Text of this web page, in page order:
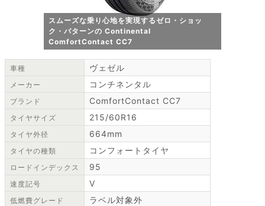
スムーズな乗り心地を実現するゼロ・ショッ
ク・パターンの Continental
ComfortContact CC7
車種 ヴェゼル
メーカー コンチネンタル
ブランド ComfortContact CC7
タイヤサイズ 215/60R16
タイヤ外径 664mm
タイヤの種類 コンフォートタイヤ
ロードインデックス 95
速度記号 V
低燃費グレード ラベル対象外